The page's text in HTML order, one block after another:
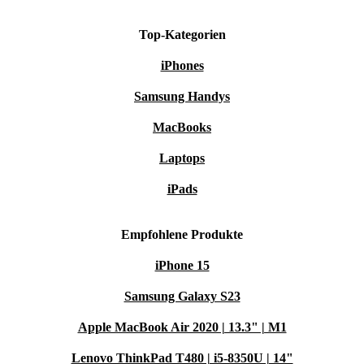
Zukunft und reduzierst Elektroschrott.
Deine Vorteile auf einen Blick
360°-Scharnier: Arbeite, präsentiere oder entspanne in deinem
Intel Iris Xe Graphics: Flüssige Darstellung bei Multimedia und
Moderne Konnektivität: WiFi 6 und Bluetooth 5.1 für starke
Kompakte Maße – passt in fast jede Tasche
Ohne optisches Laufwerk – für maximale Mobilität
Kann ich den Laptop auch als Tablet nutzen?
Top-Kategorien
iPhones
Samsung Handys
MacBooks
Laptops
iPads
Empfohlene Produkte
iPhone 15
Samsung Galaxy S23
Apple MacBook Air 2020 | 13.3" | M1
Lenovo ThinkPad T480 | i5-8350U | 14"